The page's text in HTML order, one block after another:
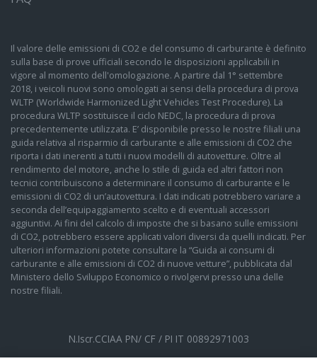
Il valore delle emissioni di CO2 e del consumo di carburante è definito
sulla base di prove ufficiali secondo le disposizioni applicabili in
vigore al momento dell'omologazione. A partire dal 1° settembre
2018, i veicoli nuovi sono omologati ai sensi della procedura di prova
WLTP (Worldwide Harmonized Light Vehicles Test Procedure). La
procedura WLTP sostituisce il ciclo NEDC, la procedura di prova
precedentemente utilizzata. E’ disponibile presso le nostre filiali una
guida relativa al risparmio di carburante e alle emissioni di CO2 che
riporta i dati inerenti a tutti i nuovi modelli di autovetture. Oltre al
rendimento del motore, anche lo stile di guida ed altri fattori non
tecnici contribuiscono a determinare il consumo di carburante e le
emissioni di CO2 di un’autovettura. I dati indicati potrebbero variare a
seconda dell’equipaggiamento scelto e di eventuali accessori
aggiuntivi. Ai fini del calcolo di imposte che si basano sulle emissioni
di CO2, potrebbero essere applicati valori diversi da quelli indicati. Per
ulteriori informazioni potete consultare la “Guida ai consumi di
carburante e alle emissioni di CO2 di nuove vetture”, pubblicata dal
Ministero dello Sviluppo Economico o rivolgervi presso una delle
nostre filiali.
N.Iscr.CCIAA PN/ CF / PI IT 00892971003